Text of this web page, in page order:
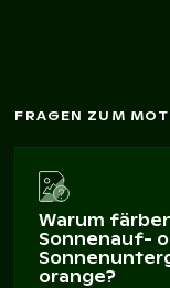
FRAGEN ZUM
Warum
Sonnenauf-
orange?